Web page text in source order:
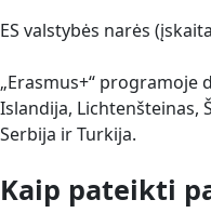
ES valstybės narės
„Erasmus+“ programoje
Islandija, Lichtenšteinas,
Serbija ir Turkija.
Kaip pateikti